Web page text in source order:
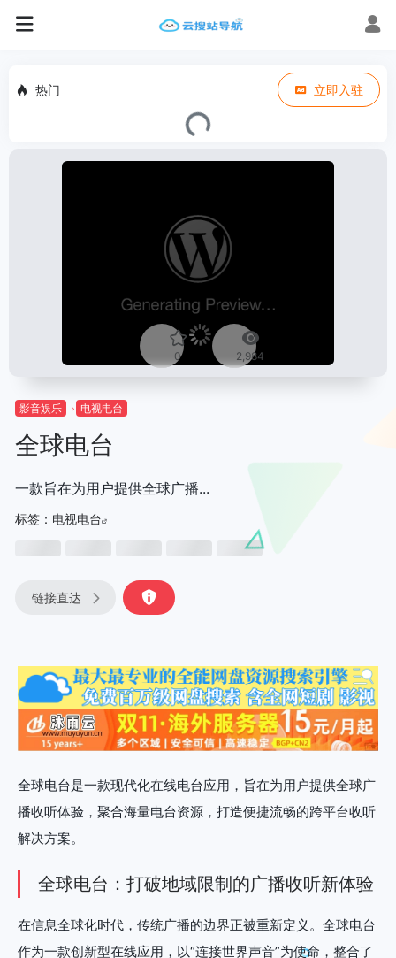
热门 立即入驻
0 2,984
影音娱乐 电视电台
全球电台
一款旨在为用户提供全球广播...
标签： 电视电台
链接直达
全球电台是一款现代化在线电台应用，旨在为用户提供全球广
播收听体验，聚合海量电台资源，打造便捷流畅的跨平台收听
解决方案。
全球电台：打破地域限制的广播收听新体验
在信息全球化时代，传统广播的边界正被重新定义。全球电台
作为一款创新型在线应用，以“连接世界声音”为使命，整合了